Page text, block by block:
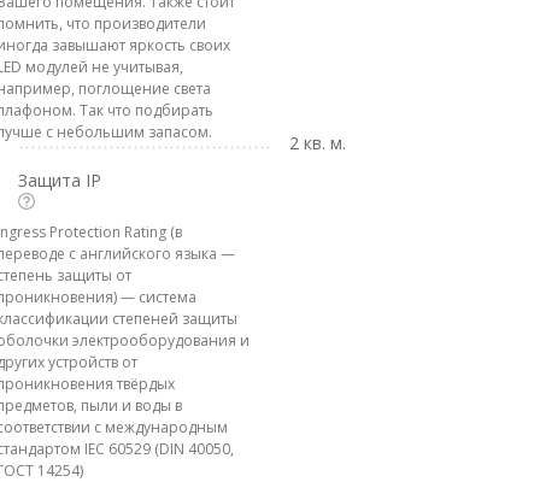
что производители
завышают яркость своих
модулей не учитывая,
поглощение света
Так что подбирать
с небольшим запасом.
2 кв. м.
Защита IP
Protection Rating (в
с английского языка —
защиты от
— система
степеней защиты
электрооборудования и
устройств от
твёрдых
пыли и воды в
с международным
IEC 60529 (DIN 40050,
14254)